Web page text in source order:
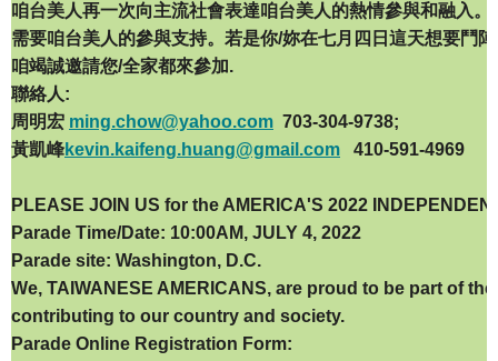
咱台美人再一次向主流社會表達咱台美人的熱情參與和融入
需要咱台美人的參與支持。若是你/妳在七月四日這天想要鬥
咱竭誠邀請您/全家都來參加.
聯絡人:
周明宏 ming.chow@yahoo.com 703-304-9738;
黃凱峰kevin.kaifeng.huang@gmail.com 410-591-4969
PLEASE JOIN US for the AMERICA'S 2022
Parade Time/Date: 10:00AM, JULY 4, 2022
Parade site: Washington, D.C.
We, TAIWANESE AMERICANS, are proud to be part of
contributing to our country and society.
Parade Online Registration Form: